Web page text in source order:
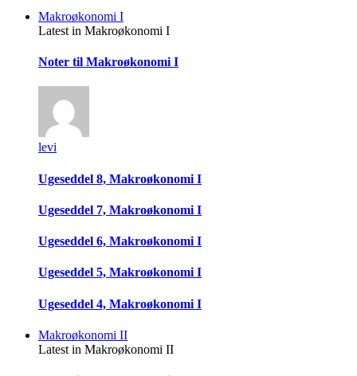
Makroøkonomi I
Latest in Makroøkonomi I
Noter til Makroøkonomi I
levi
Ugeseddel 8, Makroøkonomi I
Ugeseddel 7, Makroøkonomi I
Ugeseddel 6, Makroøkonomi I
Ugeseddel 5, Makroøkonomi I
Ugeseddel 4, Makroøkonomi I
Makroøkonomi II
Latest in Makroøkonomi II